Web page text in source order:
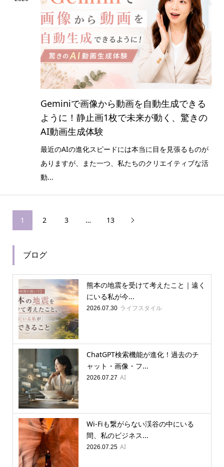
Geminiで画像から動画を自動生成できる
ように！静止画1枚で未来が動く、驚きの
AI動画生成体験
最近のAIの進化スピードには本当に目を見張るものが
ありますが、また一つ、私たちのクリエイティブな活
動...
1 2 3 … 13 
ブログ
熊本の地震を受けて考えたこと｜遠く
にいる私が今...
2026.07.30 ライフスタイル
ChatGPT検索機能が進化！過去のチ
ャット・画像・フ...
2026.07.27 AI
Wi-Fiも繋がらない渓谷の中にいる
間、私のビジネス...
2026.07.25 AI